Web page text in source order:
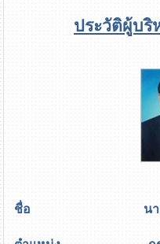
ประวัติผู้บริ
ชื่อ นายชัชพิสิ